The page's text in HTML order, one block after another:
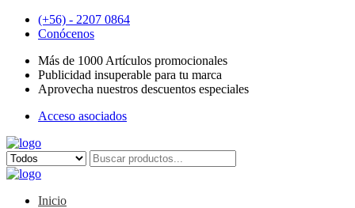
(+56) - 2207 0864
Conócenos
Más de 1000 Artículos promocionales
Publicidad insuperable para tu marca
Aprovecha nuestros descuentos especiales
Acceso asociados
Inicio